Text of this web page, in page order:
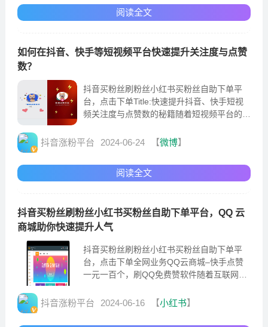
阅读全文
如何在抖音、快手等短视频平台快速提升关注度与点赞
数？
抖音买粉丝刷粉丝小红书买粉丝自助下单平
台，点击下单Title:快速提升抖音、快手短视
频关注度与点赞数的秘籍随着短视频平台的火
抖音涨粉平台 2024-06-24 【微博】
阅读全文
抖音买粉丝刷粉丝小红书买粉丝自助下单平台，QQ 云
商城助你快速提升人气
抖音买粉丝刷粉丝小红书买粉丝自助下单平
台，点击下单全网业务QQ云商城–快手点赞
一元一百个，刷QQ免费赞软件随着互联网的
抖音涨粉平台 2024-06-16 【小红书】